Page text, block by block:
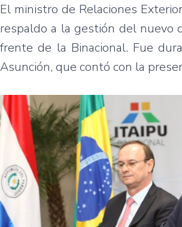
El ministro de Relaciones
respaldo a la gestión del nuevo
frente de la Binacional. Fue
Asunción, que contó con la